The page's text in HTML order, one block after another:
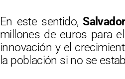
En este sentido,
millones de euros para
innovación y el
la población si no se